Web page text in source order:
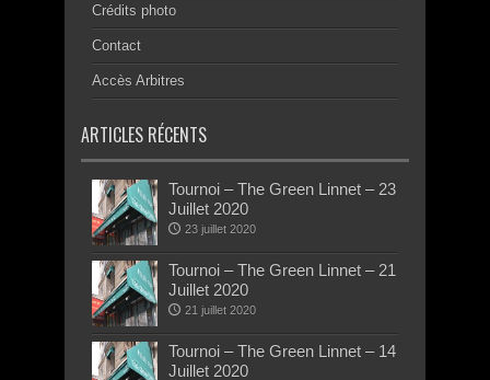
Crédits photo
Contact
Accès Arbitres
ARTICLES RÉCENTS
Tournoi – The Green Linnet – 23
Juillet 2020
23 juillet 2020
Tournoi – The Green Linnet – 21
Juillet 2020
21 juillet 2020
Tournoi – The Green Linnet – 14
Juillet 2020